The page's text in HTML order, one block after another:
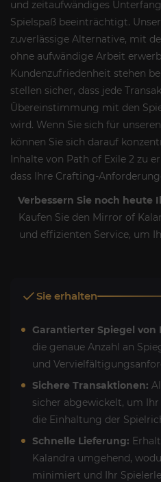
und zeitaufwändiges
Spielspaß beeinträchtigt.
zuverlässige Alternative, mit
ohne aufwändige Arbeit
Kundenzufriedenheit stehen
stellen sicher, dass jede
Übereinstimmung mit den
wird. Wenn Sie sich für
können Sie sich darauf
Inhalte von Path of Exile 2 zu
dass Ihre Crafting-
Verbessern Sie noch heute
Kaufen Sie den Mirror of
und effizienten Service, um
Sie erhalten
Garantierter Spiegel von
die genaue Anzahl an
und
Sichere Transaktionen:
sicher abgewickelt, um
die Einhaltung der
Schnelle Lieferung:
Kalandra umgehend,
minimiert und Ihr